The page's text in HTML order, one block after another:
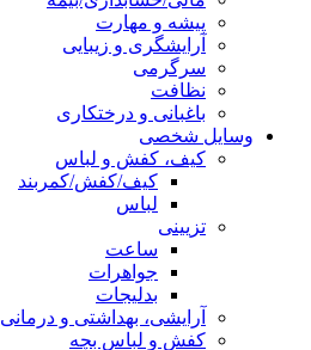
پیشه و مهارت
آرایشگری و زیبایی
سرگرمی
نظافت
باغبانی و درختکاری
وسایل شخصی
کیف، کفش و لباس
کیف/کفش/کمربند
لباس
تزیینی
ساعت
جواهرات
بدلیجات
آرایشی، بهداشتی و درمانی
کفش و لباس بچه